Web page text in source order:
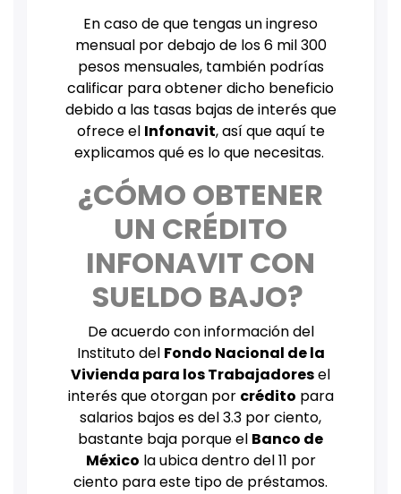
En caso de que tengas un ingreso
mensual por debajo de los 6 mil 300
pesos mensuales, también podrías
calificar para obtener dicho beneficio
debido a las tasas bajas de interés que
ofrece el Infonavit, así que aquí te
explicamos qué es lo que necesitas.
¿CÓMO OBTENER
UN CRÉDITO
INFONAVIT CON
SUELDO BAJO?
De acuerdo con información del
Instituto del Fondo Nacional de la
Vivienda para los Trabajadoresel
interés que otorgan por crédito para
salarios bajos es del 3.3 por ciento,
bastante baja porque el Banco de
México la ubica dentro del 11 por
ciento para este tipo de préstamos.